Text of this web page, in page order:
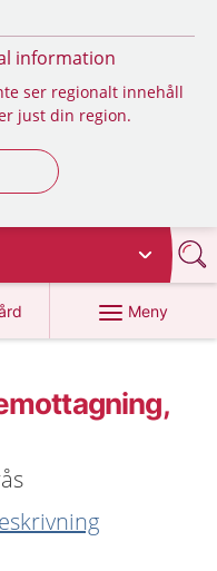
information
ser regionalt innehåll
just din region.
Meny